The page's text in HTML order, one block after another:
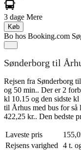
3 dage Mere
Køb
Bo hos Booking.com
Sønderborg til
Rejsen fra Sønderborg
og 50 min.. Der er 2
kl 10.15 og den sidste
til Århus med bus for så
422,25 kr.. Den bedste
Laveste pris
Rejsens varighed
4 t.